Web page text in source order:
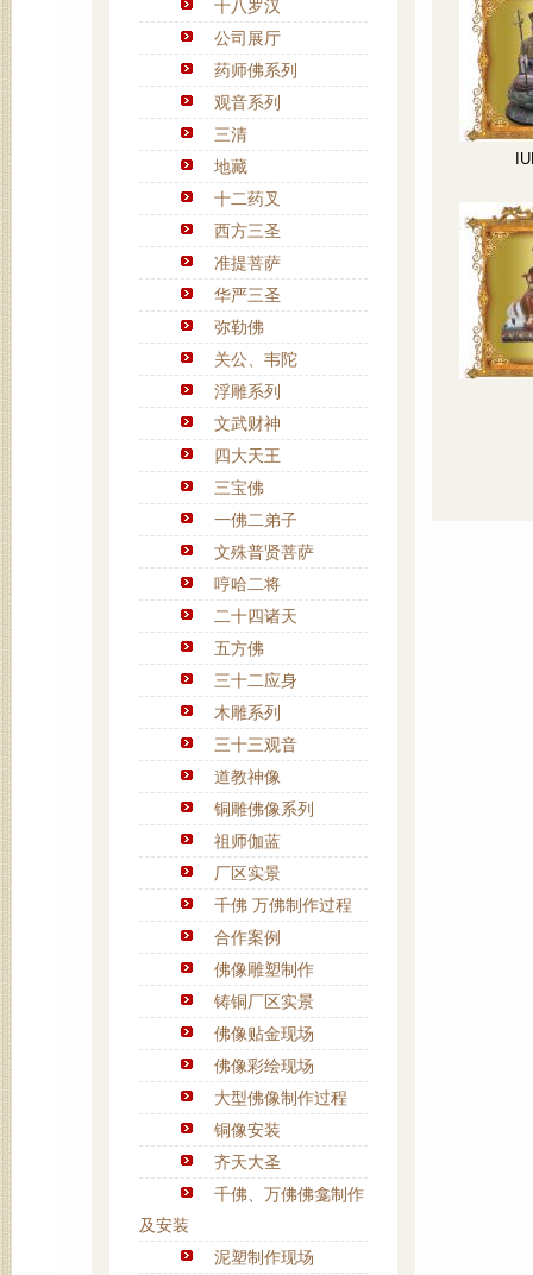
十八罗汉
公司展厅
药师佛系列
观音系列
三清
地藏
十二药叉
西方三圣
准提菩萨
华严三圣
弥勒佛
关公、韦陀
浮雕系列
文武财神
四大天王
三宝佛
一佛二弟子
文殊普贤菩萨
哼哈二将
二十四诸天
五方佛
三十二应身
木雕系列
三十三观音
道教神像
铜雕佛像系列
祖师伽蓝
厂区实景
千佛 万佛制作过程
合作案例
佛像雕塑制作
铸铜厂区实景
佛像贴金现场
佛像彩绘现场
大型佛像制作过程
铜像安装
齐天大圣
千佛、万佛佛龛制作
及安装
泥塑制作现场